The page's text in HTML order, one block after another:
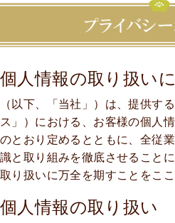
個人情報の取り扱い
（以下、「当社」）は、提供す
ス」）における、お客様の個人
のとおり定めるとともに、全従
識と取り組みを徹底させること
取り扱いに万全を期すことをこ
個人情報の取り扱い